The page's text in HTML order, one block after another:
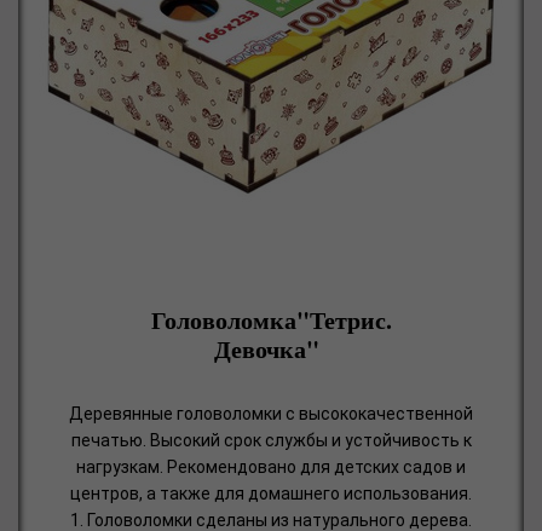
Головоломка"Тетрис.
Девочка"
Деревянные головоломки с высококачественной
печатью. Высокий срок службы и устойчивость к
нагрузкам. Рекомендовано для детских садов и
центров, а также для домашнего использования.
1. Головоломки сделаны из натурального дерева.